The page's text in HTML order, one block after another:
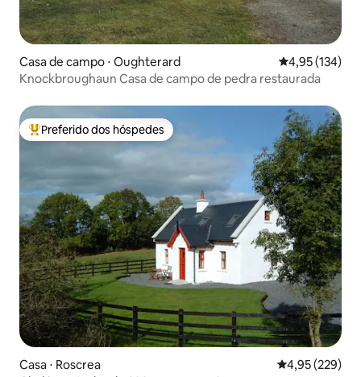
Casa de campo ⋅ Oughterard 4,95 de uma
4,95 (134)
Knockbroughaun Casa de campo de pedra restaurada
Entre os melhores preferidos dos hóspedes
Preferido dos hóspedes
Casa ⋅ Roscrea 4,95 de uma
4,95 (229)